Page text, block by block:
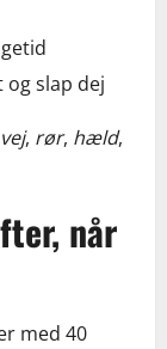
slap dej
vej, rør, hæld,
når
med 40